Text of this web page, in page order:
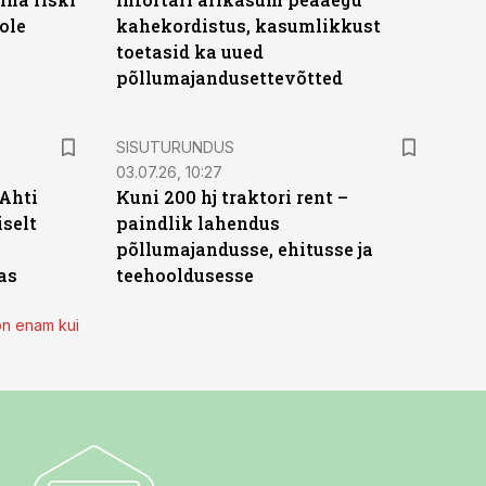
kahekordistus, kasumlikkust
toetasid ka uued
põllumajandusettevõtted
enam kui
ST
SISUTURUNDUS
03.07.26, 10:27
Kuni 200 hj traktori rent –
paindlik lahendus
põllumajandusse, ehitusse ja
teehooldusesse